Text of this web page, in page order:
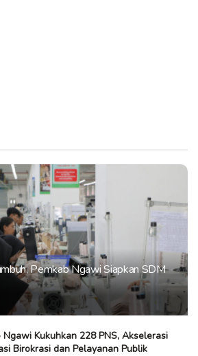
Pemkab Ngawi Siapkan SDM
Ngawi Kukuhkan 228 PNS, Akselerasi
Birokrasi dan Pelayanan Publik